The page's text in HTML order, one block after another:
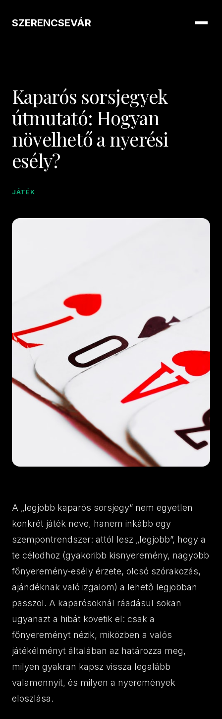
SZERENCSEVÁR
Kaparós sorsjegyek
útmutató: Hogyan
növelhető a nyerési
esély?
JÁTÉK
A „legjobb kaparós sorsjegy” nem egyetlen
konkrét játék neve, hanem inkább egy
szempontrendszer: attól lesz „legjobb”, hogy a
te célodhoz (gyakoribb kisnyeremény, nagyobb
főnyeremény-esély érzete, olcsó szórakozás,
ajándéknak való izgalom) a lehető legjobban
passzol. A kaparósoknál ráadásul sokan
ugyanazt a hibát követik el: csak a
főnyereményt nézik, miközben a valós
játékélményt általában az határozza meg,
milyen gyakran kapsz vissza legalább
valamennyit, és milyen a nyeremények
eloszlása.